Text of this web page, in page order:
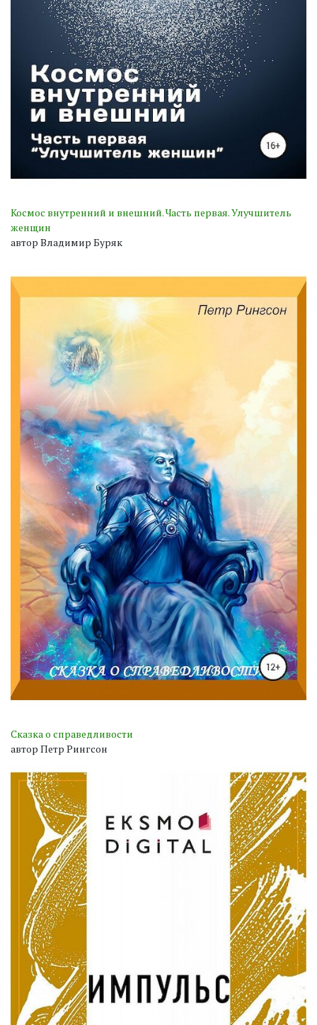
Космос внутренний и внешний. Часть первая. Улучшитель
женщин
автор Владимир Буряк
Сказка о справедливости
автор Петр Рингсон